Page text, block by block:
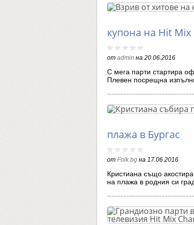
купона на Hit
от admin на 20.06.2016
С мега парти стартира
Плевен посрещна
плажа в Бургас
от Folk.bg на 17.06.2016
Кристиана също
на плажа в родния си